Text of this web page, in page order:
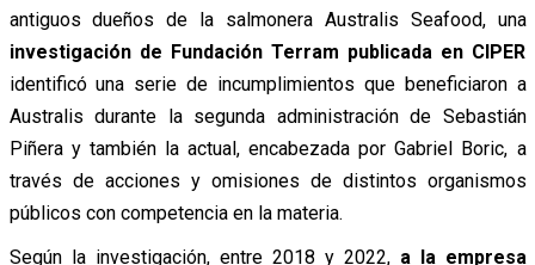
antiguos dueños de la salmonera Australis Seafood, una
investigación de Fundación Terram publicada en CIPER
identificó una serie de incumplimientos que beneficiaron a
Australis durante la segunda administración de Sebastián
Piñera y también la actual, encabezada por Gabriel Boric, a
través de acciones y omisiones de distintos organismos
públicos con competencia en la materia.
Según la investigación, entre 2018 y 2022, a la empresa